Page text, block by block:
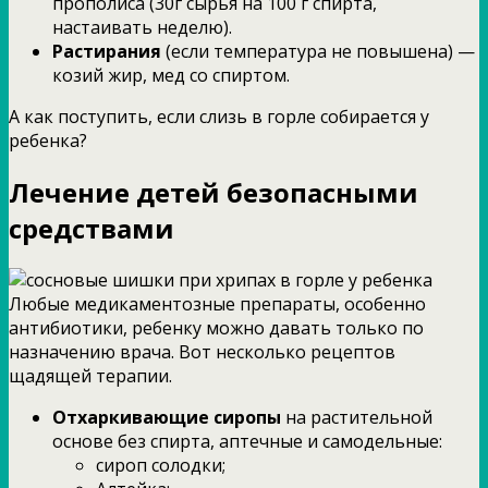
настаивать неделю).
Растирания (если температура не повышена) —
козий жир, мед со спиртом.
А как поступить, если слизь в горле собирается у
ребенка?
Лечение детей безопасными
средствами
Любые медикаментозные препараты, особенно
антибиотики, ребенку можно давать только по
назначению врача. Вот несколько рецептов
щадящей терапии.
Отхаркивающие сиропы на растительной
основе без спирта, аптечные и самодельные:
сироп солодки;